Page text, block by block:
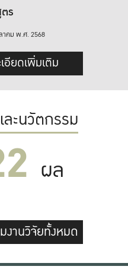
ร
คม พ.ศ. 2568
อียดเพิ่มเติม
ะนวัตกรรม
ผล
งานวิจัยทั้งหมด